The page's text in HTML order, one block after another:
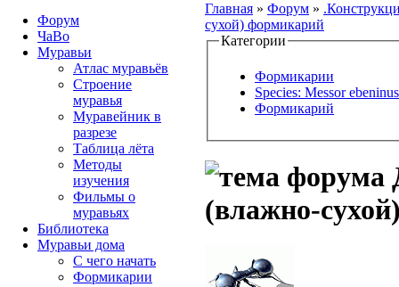
Главная » Форум »
сухой) формикарий
Категории
Формикарии
Species: Messor ebeninus
Формикарий
(влажно-
Форум
ЧаВо
Муравьи
Атлас муравьёв
Строение
муравья
Муравейник в
разрезе
Таблица лёта
Методы
изучения
Фильмы о
муравьях
Библиотека
Муравьи дома
С чего начать
Формикарии